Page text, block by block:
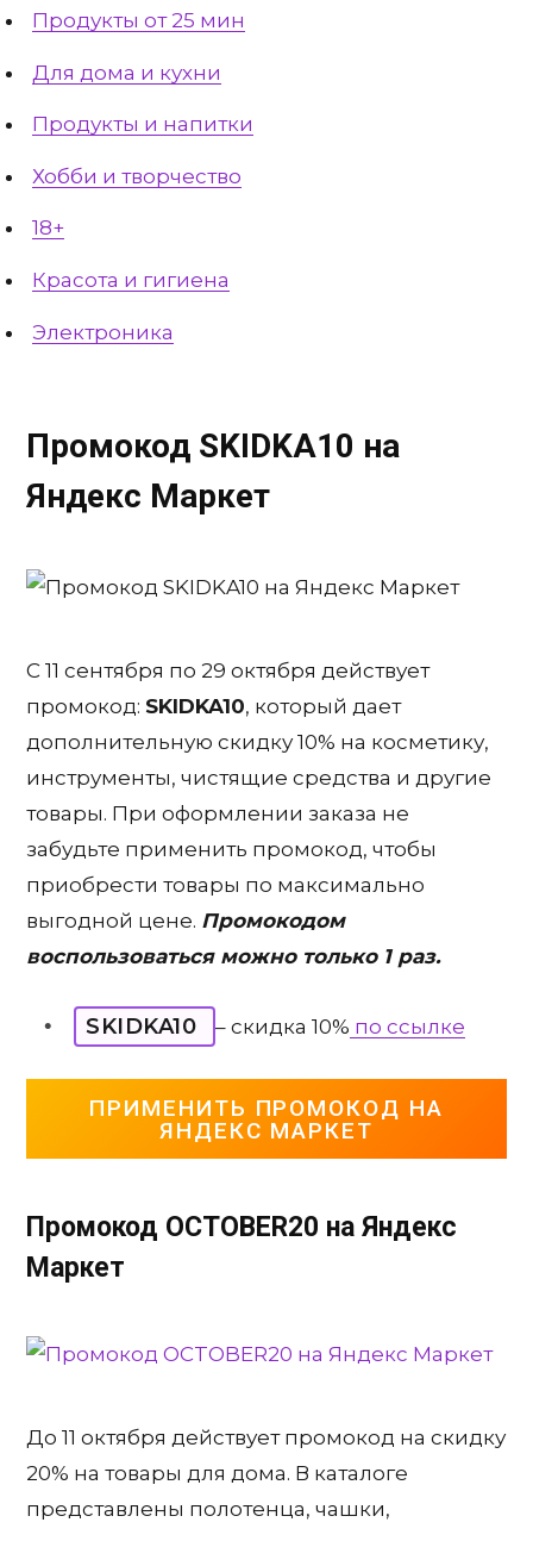
Продукты от 25 мин
Для дома и кухни
Продукты и напитки
Хобби и творчество
18+
Красота и гигиена
Электроника
Промокод SKIDKA10 на
Яндекс Маркет
C 11 сентября по 29 октября действует
промокод: SKIDKA10, который дает
дополнительную скидку 10% на косметику,
инструменты, чистящие средства и другие
товары. При оформлении заказа не
забудьте применить промокод, чтобы
приобрести товары по максимально
выгодной цене. Промокодом
воспользоваться можно только 1 раз.
SKIDKA10 – скидка 10% по ссылке
ПРИМЕНИТЬ ПРОМОКОД НА
ЯНДЕКС МАРКЕТ
Промокод OCTOBER20 на Яндекс
Маркет
До 11 октября действует промокод на скидку
20% на товары для дома. В каталоге
представлены полотенца, чашки,